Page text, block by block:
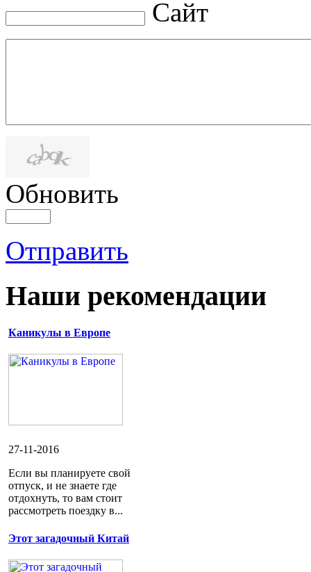
Сайт
Обновить
Отправить
Наши рекомендации
Каникулы в Европе
27-11-2016
Если вы планируете свой
отпуск, и не знаете где
отдохнуть, то вам стоит
рассмотреть поездку в...
Этот загадочный Китай